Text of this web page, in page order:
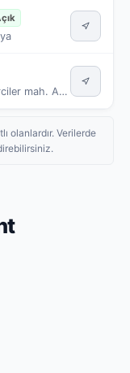
İnönü cad. Uzunyol konutları A Blok Demirciler mah. Akseki Antalya
olanlardır. Verilerde
bu haftaki güncel